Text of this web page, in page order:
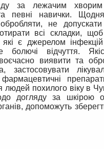
за лежачим хворим
певні навички.
не
всі складки,
які є джерелом
болючі відчуття.
виявити та
застосовувати
фармацевтичні
людей похилого віку в
догляду за шкірою
допоможуть